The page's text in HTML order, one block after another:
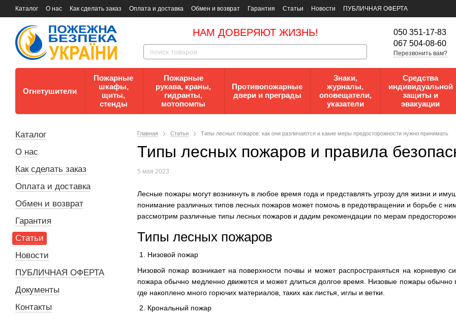
Каталог О нас Как сделать заказ Оплата и доставка Обмен и возврат Гарантия Статьи Новости
ПУБЛИЧНАЯ ОФЕРТА
Документы
Контакты Документы по пожарной безопасности
НАМ ДОВЕРЯЮТ ЖИЗНЬ!
050 351-17-83
067 504-08-60
Перезвонить вам?
Огнетушители
Пожарные
шкафы,
щиты,
стенды
Пожарные
рукава, краны,
гидранты,
мотопомпы
Противопожарные
двери и преграды
Знаки,
журналы,
оповещатели,
указатели
Средства
индивидуальной
защиты и
эвакуации
Главная Статьи Типы лесных пожаров: как они различаются и какие меры предосторожности нужно принимать
Типы лесных пожаров и правила
5 мая 2023
Лесные пожары могут возникнуть в любое время года и представлять угрозу для жизни и
понимание различных типов лесных пожаров может помочь в предотвращении и борьбе с
рассмотрим различные типы лесных пожаров и дадим рекомендации по мерам
Типы лесных пожаров
1. Низовой пожар
Низовой пожар возникает на поверхности почвы и может распространяться на корневую
пожара обычно медленно движется и может длиться долгое время. Низовые пожары обычно
где накоплено много горючих материалов, таких как листья, иглы и ветки.
2. Крональный пожар
Каталог
О нас
Как сделать заказ
Оплата и доставка
Обмен и возврат
Гарантия
Статьи
Новости
ПУБЛИЧНАЯ ОФЕРТА
Документы
Контакты